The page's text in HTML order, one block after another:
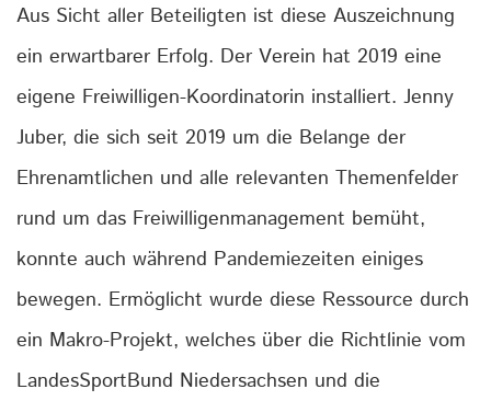
Aus Sicht aller Beteiligten ist diese Auszeichnung
ein erwartbarer Erfolg. Der Verein hat 2019 eine
eigene Freiwilligen-Koordinatorin installiert. Jenny
Juber, die sich seit 2019 um die Belange der
Ehrenamtlichen und alle relevanten Themenfelder
rund um das Freiwilligenmanagement bemüht,
konnte auch während Pandemiezeiten einiges
bewegen. Ermöglicht wurde diese Ressource durch
ein Makro-Projekt, welches über die Richtlinie vom
LandesSportBund Niedersachsen und die